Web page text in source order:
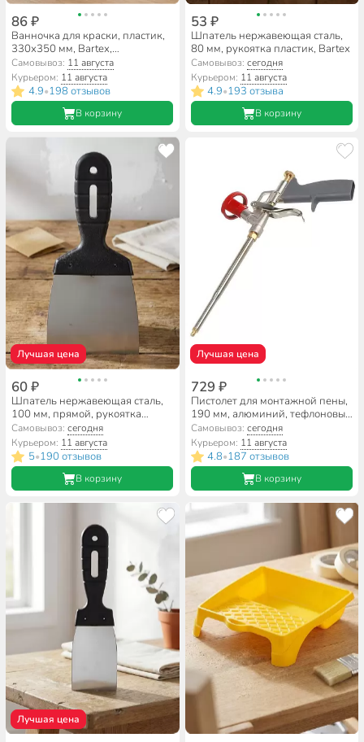
86 ₽
Ванночка для краски, пластик,
330х350 мм, Bartex,
2770042105
Самовывоз: 11 августа
Курьером: 11 августа
4.9•198 отзывов
В корзину
53 ₽
Шпатель нержавеющая сталь,
80 мм, рукоятка пластик, Bartex
Самовывоз: сегодня
Курьером: 11 августа
4.9•193 отзыва
В корзину
Лучшая цена
60 ₽
Шпатель нержавеющая сталь,
100 мм, прямой, рукоятка
пластик, Bartex
Самовывоз:сегодня
Курьером: 11 августа
5•190 отзывов
В корзину
Лучшая цена
729 ₽
Пистолет для монтажной пены,
190 мм, алюминий, тефлоновый
адаптер, Bartex, Eco, CY-081
Самовывоз: сегодня
Курьером: 11 августа
4.8•187 отзывов
В корзину
Лучшая цена